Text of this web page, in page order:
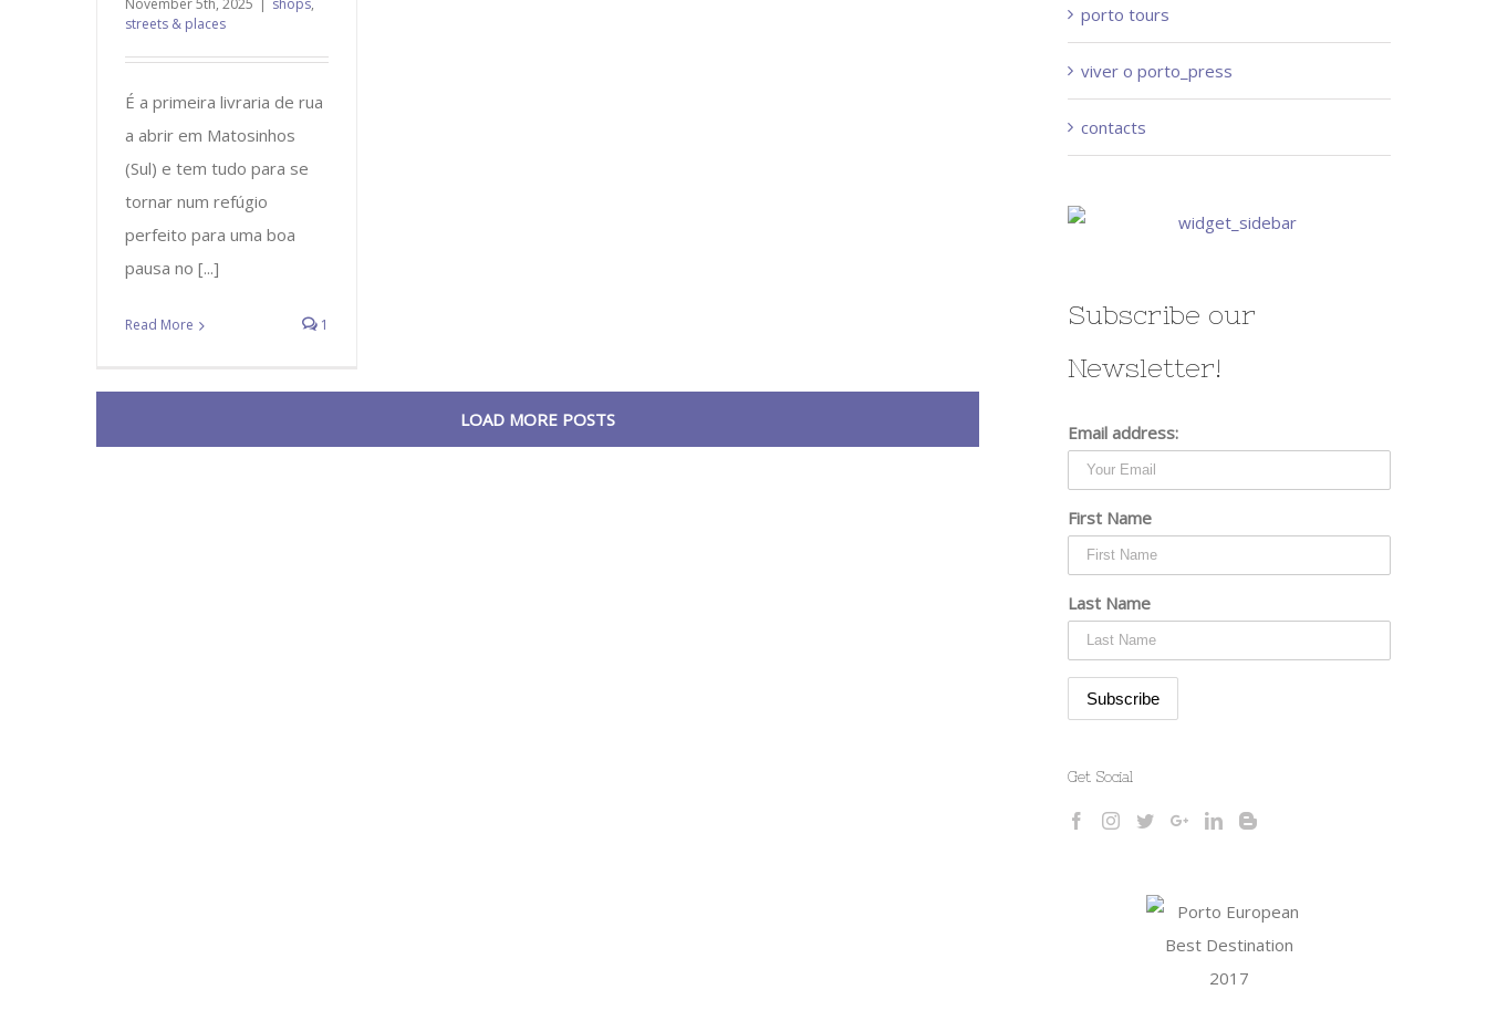
November 5th, 2025 | shops,
streets & places
É a primeira livraria de rua
a abrir em Matosinhos
(Sul) e tem tudo para se
tornar num refúgio
perfeito para uma boa
pausa no [...]
Read More 1
LOAD MORE POSTS
porto tours
viver o porto_press
contacts
Subscribe our
Newsletter!
Email address:
First Name
Last Name
Get Social